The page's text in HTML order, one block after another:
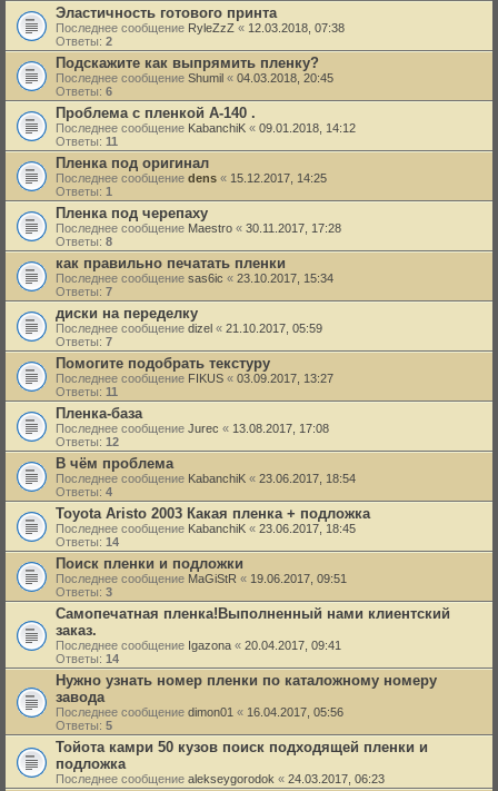
Эластичность готового принта
Последнее сообщение RyleZzZ « 12.03.2018, 07:38
Ответы: 2
Подскажите как выпрямить пленку?
Последнее сообщение Shumil « 04.03.2018, 20:45
Ответы: 6
Проблема с пленкой A-140 .
Последнее сообщение KabanchiK « 09.01.2018, 14:12
Ответы: 11
Пленка под оригинал
Последнее сообщение dens « 15.12.2017, 14:25
Ответы: 1
Пленка под черепаху
Последнее сообщение Maestro « 30.11.2017, 17:28
Ответы: 8
как правильно печатать пленки
Последнее сообщение sas6ic « 23.10.2017, 15:34
Ответы: 7
диски на переделку
Последнее сообщение dizel « 21.10.2017, 05:59
Ответы: 7
Помогите подобрать текстуру
Последнее сообщение FIKUS « 03.09.2017, 13:27
Ответы: 11
Пленка-база
Последнее сообщение Jurec « 13.08.2017, 17:08
Ответы: 12
В чём проблема
Последнее сообщение KabanchiK « 23.06.2017, 18:54
Ответы: 4
Toyota Aristo 2003 Какая пленка + подложка
Последнее сообщение KabanchiK « 23.06.2017, 18:45
Ответы: 14
Поиск пленки и подложки
Последнее сообщение MaGiStR « 19.06.2017, 09:51
Ответы: 3
Самопечатная пленка!Выполненный нами клиентский
заказ.
Последнее сообщение Igazona « 20.04.2017, 09:41
Ответы: 14
Нужно узнать номер пленки по каталожному номеру
завода
Последнее сообщение dimon01 « 16.04.2017, 05:56
Ответы: 5
Тойота камри 50 кузов поиск подходящей пленки и
подложка
Последнее сообщение alekseygorodok « 24.03.2017, 06:23